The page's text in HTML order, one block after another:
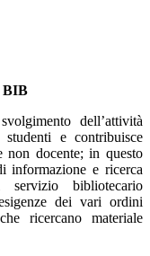
BIB
dell’attività
e contribuisce
non docente; in questo
informazione e ricerca
servizio bibliotecario
dei vari ordini
ricercano materiale